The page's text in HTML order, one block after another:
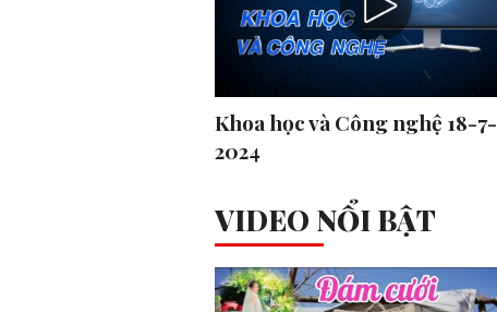
Khoa học và Công nghệ 18-7-
2024
VIDEO NỔI BẬT